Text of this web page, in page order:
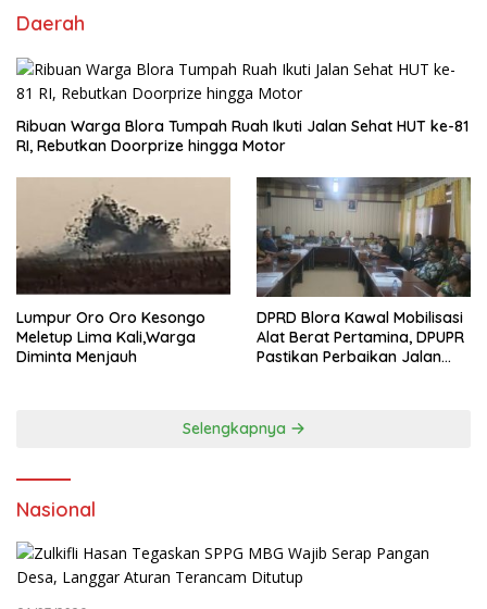
Daerah
Ribuan Warga Blora Tumpah Ruah Ikuti Jalan Sehat HUT ke-81
RI, Rebutkan Doorprize hingga Motor
Lumpur Oro Oro Kesongo
Meletup Lima Kali,Warga
Diminta Menjauh
DPRD Blora Kawal Mobilisasi
Alat Berat Pertamina, DPUPR
Pastikan Perbaikan Jalan
Selengkapnya
Nasional